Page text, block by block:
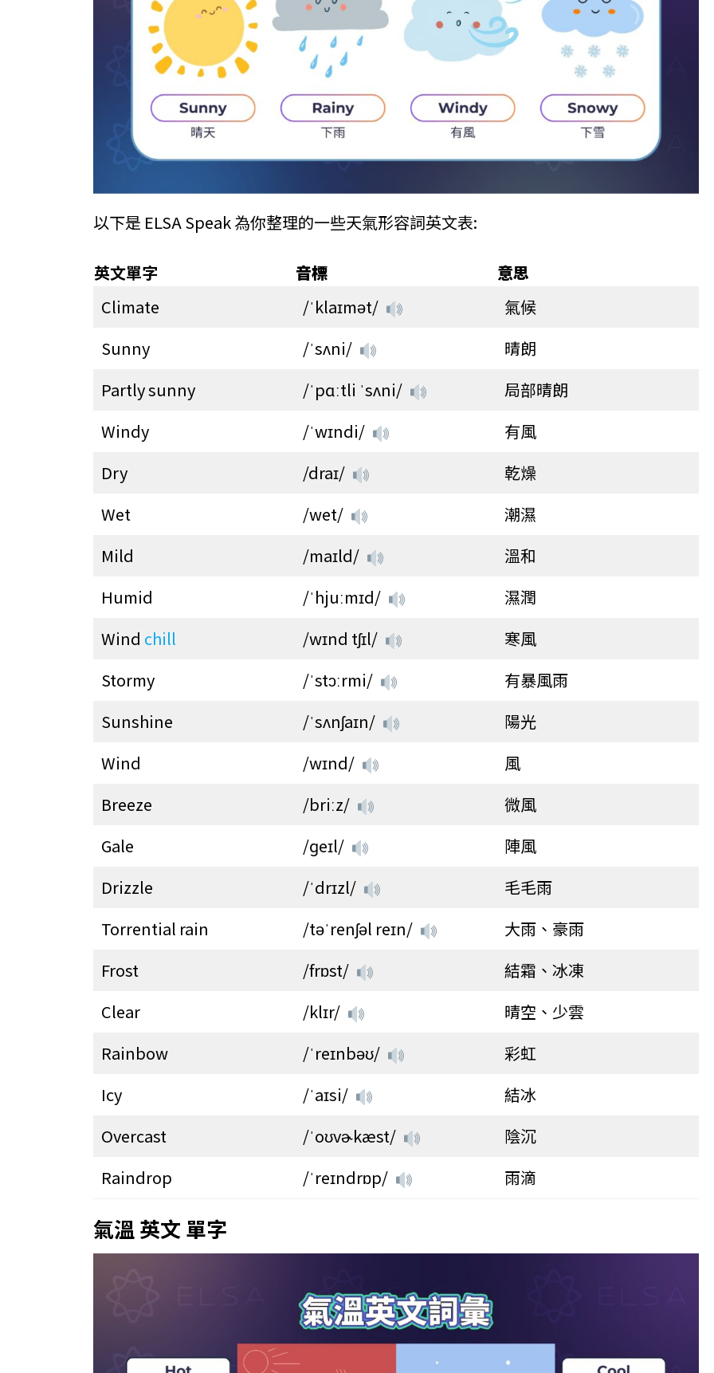
以下是 ELSA Speak 為你整理的一些天氣形容詞英文表:
英文單字 音標
意思
Climate
/ˈklaɪmət/
氣候
Sunny
/ˈsʌni/
晴朗
Partly sunny
/ˈpɑːtli ˈsʌni/
局部晴朗
Windy
/ˈwɪndi/
有風
Dry
/draɪ/
乾燥
Wet
/wet/
潮濕
Mild
/maɪld/
溫和
Humid
/ˈhjuːmɪd/
濕潤
Wind chill /wɪnd tʃɪl/
寒風
Stormy
/ˈstɔːrmi/
有暴風雨
Sunshine
/ˈsʌnʃaɪn/
陽光
Wind
/wɪnd/
風
Breeze
/briːz/
微風
Gale
/ɡeɪl/
陣風
Drizzle
/ˈdrɪzl/
毛毛雨
Torrential rain
/təˈrenʃəl reɪn/
大雨、豪雨
Frost
/frɒst/
結霜、冰凍
Clear
/klɪr/
晴空、少雲
Rainbow
/ˈreɪnbəʊ/
彩虹
Icy
/ˈaɪsi/
結冰
Overcast
/ˈoʊvɚkæst/
陰沉
Raindrop
/ˈreɪndrɒp/ 雨滴
氣溫 英文 單字